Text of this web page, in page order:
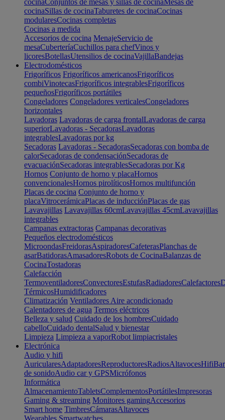
cocinaConjuntos de mesas y sillas de cocinaMesas de
cocinaSillas de cocinaTaburetes de cocinaCocinas
modularesCocinas completas
Cocinas a medida
Accesorios de cocina MenajeServicio de
mesaCuberteríaCuchillos para chefVinos y
licoresBotellasUtensilios de cocinaVajillaBandejas
Electrodomésticos
Frigoríficos Frigoríficos americanosFrigoríficos
combiVinotecasFrigoríficos integrablesFrigoríficos
pequeñosFrigoríficos portátiles
Congeladores Congeladores verticalesCongeladores
horizontales
Lavadoras Lavadoras de carga frontalLavadoras de carga
superiorLavadoras - SecadorasLavadoras
integrablesLavadoras por kg
Secadoras Lavadoras - SecadorasSecadoras con bomba de
calorSecadoras de condensaciónSecadoras de
evacuaciónSecadoras integrablesSecadoras por Kg
Hornos Conjunto de horno y placaHornos
convencionalesHornos pirolíticosHornos multifunción
Placas de cocina Conjunto de horno y
placaVitrocerámicaPlacas de inducciónPlacas de gas
Lavavajillas Lavavajillas 60cmLavavajillas 45cmLavavajillas
integrables
Campanas extractoras Campanas decorativas
Pequeños electrodomésticos
MicroondasFreidorasAspiradoresCafeterasPlanchas de
asarBatidorasAmasadoresRobots de CocinaBalanzas de
CocinaTostadoras
Calefacción
TermoventiladoresConvectoresEstufasRadiadoresCalefactores
TérmicosHumidificadores
Climatización Ventiladores Aire acondicionado
Calentadores de agua Termos eléctricos
Belleza y salud Cuidado de los hombresCuidado
cabelloCuidado dentalSalud y bienestar
Limpieza Limpieza a vaporRobot limpiacristales
Electrónica
Audio y hifi
AuricularesAdaptadoresReproductoresRadiosAltavocesHifi
de sonidoAudio car y GPSMicrófonos
Informática
AlmacenamientoTabletsComplementosPortátilesImpresoras
Gaming & streaming Monitores gamingAccesorios
Smart home TimbresCámarasAltavoces
Wearables Smartwatches